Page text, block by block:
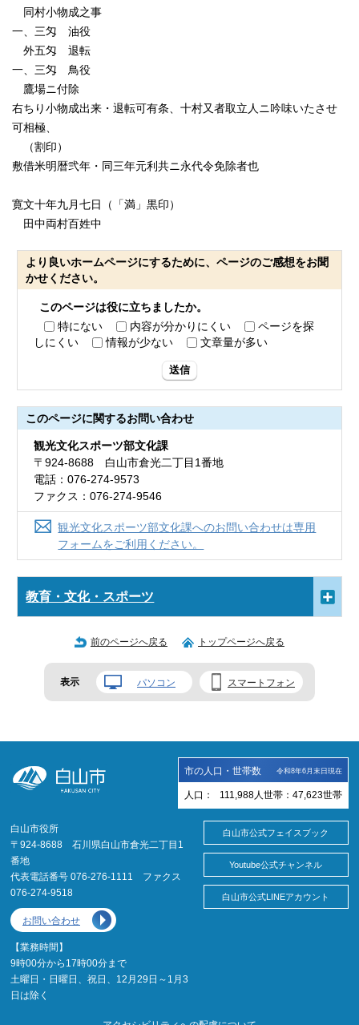
同村小物成之事
一、三匁 油役
外五匁 退転
一、三匁 鳥役
鷹場ニ付除
右ちり小物成出来・退転可有条、十村又者取立人ニ吟味いたさせ
可相極、
（割印）
敷借米明暦弐年・同三年元利共ニ永代令免除者也
寛文十年九月七日（「満」黒印）
田中両村百姓中
より良いホームページにするために、ページのご感想をお聞
かせください。
このページは役に立ちましたか。
特にない
内容が分かりにくい
ページを探
しにくい
情報が少ない 文章量が多い
送信
このページに関するお問い合わせ
観光文化スポーツ部文化課
〒924-8688 白山市倉光二丁目1番地
電話：076-274-9573
ファクス：076-274-9546
観光文化スポーツ部文化課へのお問い合わせは専用
フォームをご利用ください。
教育・文化・スポーツ
前のページへ戻る トップページへ戻る
表示 パソコン スマートフォン
市の人口・世帯数 令和8年6月末日現在
人口： 111,988 人 世帯： 47,623世帯
白山市役所
〒924-8688 石川県白山市倉光二丁目1
番地
代表電話番号 076-276-1111 ファクス
076-274-9518
お問い合わせ
【業務時間】
9時00分から17時00分まで
土曜日・日曜日、祝日、12月29日～1月3
日は除く
白山市公式フェイスブック
Youtube公式チャンネル
白山市公式LINEアカウント